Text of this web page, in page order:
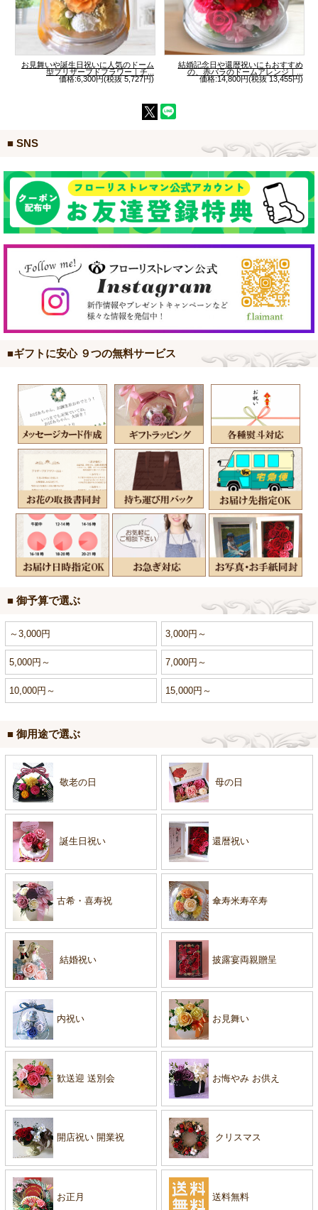
お見舞いや誕生日祝いに人気のドーム
型プリザーブドフラワー｜チ...
価格:6,300円(税抜 5,727円)
結婚記念日や還暦祝いにもおすすめ
の、赤バラのドームアレンジ｜...
価格:14,800円(税抜 13,455円)
■ SNS
■ギフトに安心 ９つの無料サービス
■ 御予算で選ぶ
～3,000円 3,000円～
5,000円～ 7,000円～
10,000円～ 15,000円～
■ 御用途で選ぶ
敬老の日 母の日
誕生日祝い 還暦祝い
古希・喜寿祝 傘寿米寿卒寿
結婚祝い 披露宴両親贈呈
内祝い お見舞い
歓送迎 送別会 お悔やみ お供え
開店祝い 開業祝 クリスマス
お正月 送料無料